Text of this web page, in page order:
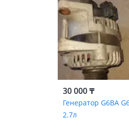
30 000 ₸
Генератор G6BA
2.7л